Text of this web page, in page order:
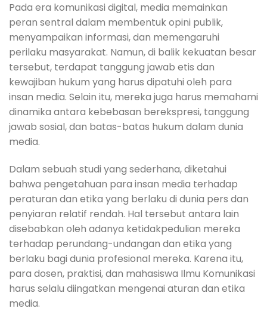
Pada era komunikasi digital, media memainkan
peran sentral dalam membentuk opini publik,
menyampaikan informasi, dan memengaruhi
perilaku masyarakat. Namun, di balik kekuatan besar
tersebut, terdapat tanggung jawab etis dan
kewajiban hukum yang harus dipatuhi oleh para
insan media. Selain itu, mereka juga harus memahami
dinamika antara kebebasan berekspresi, tanggung
jawab sosial, dan batas-batas hukum dalam dunia
media.
Dalam sebuah studi yang sederhana, diketahui
bahwa pengetahuan para insan media terhadap
peraturan dan etika yang berlaku di dunia pers dan
penyiaran relatif rendah. Hal tersebut antara lain
disebabkan oleh adanya ketidakpedulian mereka
terhadap perundang-undangan dan etika yang
berlaku bagi dunia profesional mereka. Karena itu,
para dosen, praktisi, dan mahasiswa Ilmu Komunikasi
harus selalu diingatkan mengenai aturan dan etika
media.